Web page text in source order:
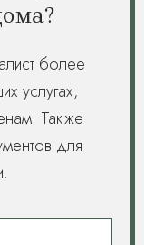
более
услугах,
Также
для